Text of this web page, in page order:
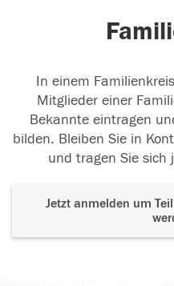
In einem
Mitglieder einer
Bekannte eintragen
bilden. Bleiben Sie in
und tragen Sie sich
Jetzt anmelden um